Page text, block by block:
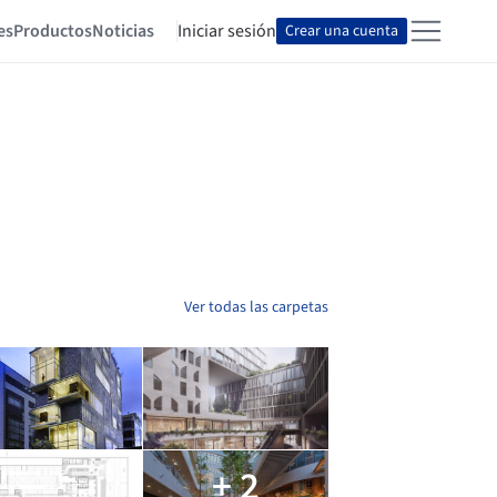
ProductosNoticias Iniciar sesión Crear una cuenta
Ver todas las carpetas